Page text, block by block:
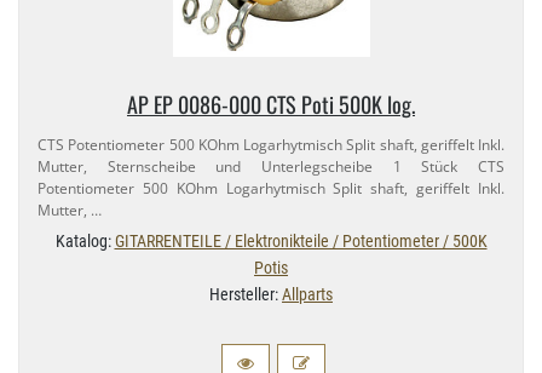
AP EP 0086-​000 CTS Poti 500K log.
CTS Potentiometer 500 KOhm Logarhytmisch Split shaft, geriffelt Inkl.
Mutter, Sternscheibe und Unterlegscheibe 1 Stück CTS
Potentiometer 500 KOhm Logarhytmisch Split shaft, geriffelt Inkl.
Mutter, …
Katalog:GITARRENTEILE / Elektronikteile / Potentiometer / 500K
Potis
Hersteller:Allparts